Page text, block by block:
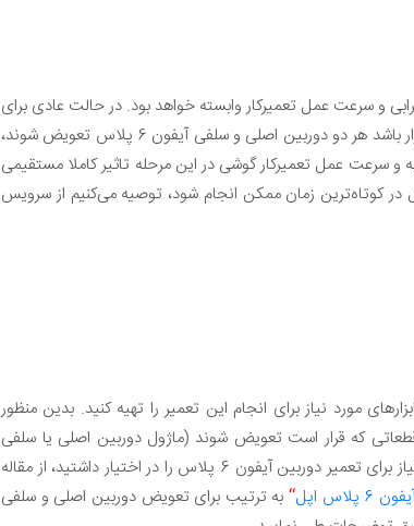
همچون نوع خرابی و سرعت عمل تعمیرکار وابسته خواهد بود. در حالت عادی برای
تعویض دوربین اصلی یا سلفی آیفون 6 پلاس کمتر از 2 ساعت زمان لازم خواهد بود اما اگر قرار باشد هر دو دوربین اصلی و سلفی آیفون 6 پلاس تعویض شوند،
که تجربه و سرعت عمل تعمیرکار گوشی در این مرحله تاثیر کاملا مستقیمی
خواهد داشت. اگر می‌خواهید تعمیر دوربین آیفون 6 پلاس اپل در کوتاه‌ترین زمان ممکن انجام شود، توصیه می‌کنیم از سرویس
اپل هستید، کافیست ابتدا ابزارهای مورد نیاز برای انجام این تعمیر را تهیه کنید. بدین منظور
که قرار است تعویض شوند (ماژول دوربین اصلی یا سلفی
آیفون 6 پلاس) را هم از فروشگاه موبایل کمک تهیه کنید. بعد از اینکه ابزارها و قطعات مورد نیاز برای تعمیر دوربین آیفون 6 پلاس را در اختیار داشتید، از مقاله
اپل “به ترتیب برای تعویض دوربین اصلی و سلفی